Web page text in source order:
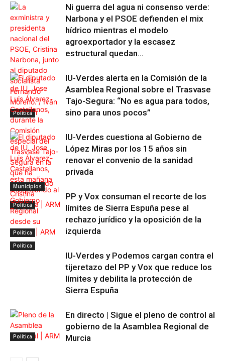
Política
Ni guerra del agua ni consenso verde:
Narbona y el PSOE defienden el mix
hídrico mientras el modelo
agroexportador y la escasez
estructural quedan...
Política
IU-Verdes alerta en la Comisión de la
Asamblea Regional sobre el Trasvase
Tajo-Segura: “No es agua para todos,
sino para unos pocos”
Política
IU-Verdes cuestiona al Gobierno de
López Miras por los 15 años sin
renovar el convenio de la sanidad
privada
Municipios
PP y Vox consuman el recorte de los
límites de Sierra Espuña pese al
rechazo jurídico y la oposición de la
izquierda
Política
IU-Verdes y Podemos cargan contra el
tijeretazo del PP y Vox que reduce los
límites y debilita la protección de
Sierra Espuña
Política
En directo | Sigue el pleno de control al
gobierno de la Asamblea Regional de
Murcia